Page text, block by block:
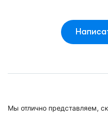
Мы отлично представляем,